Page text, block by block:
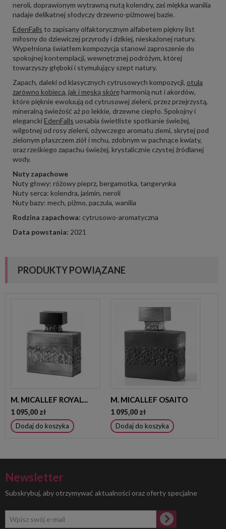
neroli, doprawionym wytrawną nutą kolendry, zaś miękka wanilia
nadaje delikatnej słodyczy drzewno-piżmowej bazie.
EdenFalls to zapisany olfaktorycznym alfabetem piękny list
miłosny do dziewiczej przyrody i dzikiej, nieskażonej natury.
Wypełniona światłem kompozycja stanowi zaproszenie do
spokojnej kontemplacji, wewnętrznej podróżym, której
towarzyszy głęboki i stymulujący szept natury.
Zapach, daleki od klasycznych cytrusowych kompozycji, otula
zarówno kobiecą, jak i męską skóręharmonią nut i akordów,
które pięknie ewoluują od cytrusowej zieleni, przez przejrzystą,
mineralną świeżość aż po lekkie, drzewne ciepło. Spokojny i
eleganckiEdenFalls uosabia świetliste spotkanie świeżej,
wilgotnej od rosy zieleni, ożywczego aromatu ziemi, skrytej pod
zielonym płaszczem ziół i mchu, zdobnym w pachnące kwiaty,
oraz rześkiego zapachu świeżej, krystalicznie czystej źródlanej
wody.
Nuty zapachowe
Nuty głowy: różowy pieprz, bergamotka, tangerynka
Nuty serca: kolendra, jaśmin, neroli
Nuty bazy: mech, piżmo, paczula, wanilia
Rodzina zapachowa: cytrusowo-aromatyczna
Data powstania: 2021
PRODUKTY POWIĄZANE
M. MICALLEF ROYAL...
1 095,00 zł
Dodaj do koszyka
M. MICALLEF OSAITO
1 095,00 zł
Dodaj do koszyka
Newsletter
Subskrybuj, aby otrzymywać aktualności oraz oferty specjalne